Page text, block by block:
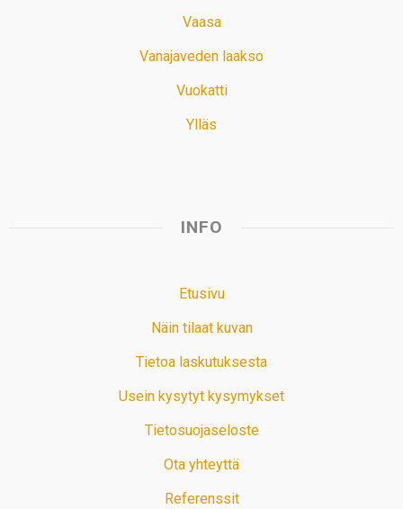
Vaasa
Vanajaveden laakso
Vuokatti
Ylläs
INFO
Etusivu
Näin tilaat kuvan
Tietoa laskutuksesta
Usein kysytyt kysymykset
Tietosuojaseloste
Ota yhteyttä
Referenssit